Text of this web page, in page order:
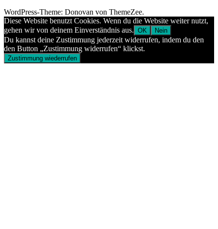
WordPress-Theme: Donovan von ThemeZee.
Diese Website benutzt Cookies. Wenn du die Website weiter nutzt,
gehen wir von deinem Einverständnis aus. OK Nein
Du kannst deine Zustimmung jederzeit widerrufen, indem du den
den Button „Zustimmung widerrufen“ klickst.
Zustimmung wiederrufen